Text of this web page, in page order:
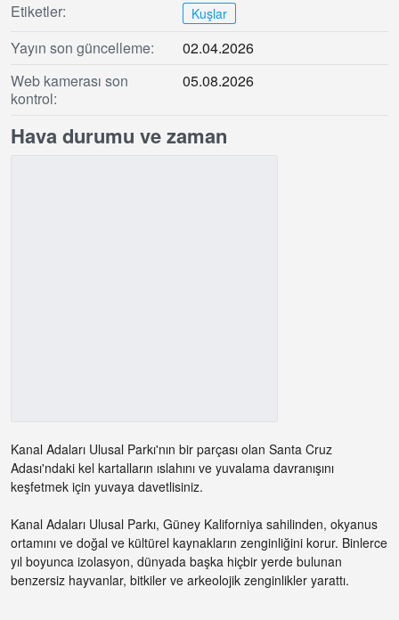
Etiketler:
Kuşlar
Yayın son güncelleme:
02.04.2026
Web kamerası son
kontrol:
05.08.2026
Hava durumu ve zaman
Kanal Adaları Ulusal Parkı'nın bir parçası olan Santa Cruz
Adası'ndaki kel kartalların ıslahını ve yuvalama davranışını
keşfetmek için yuvaya davetlisiniz.
Kanal Adaları Ulusal Parkı, Güney Kaliforniya sahilinden, okyanus
ortamını ve doğal ve kültürel kaynakların zenginliğini korur. Binlerce
yıl boyunca izolasyon, dünyada başka hiçbir yerde bulunan
benzersiz hayvanlar, bitkiler ve arkeolojik zenginlikler yarattı.